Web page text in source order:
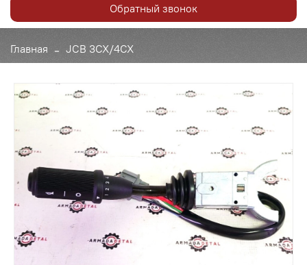
Главная JCB 3CX/4CX
Обратный звонок